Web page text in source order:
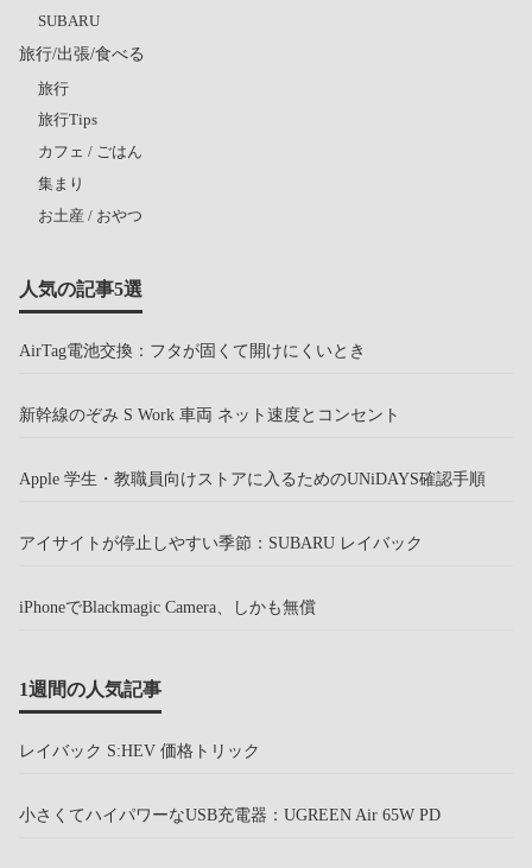
SUBARU
旅行/出張/食べる
旅行
旅行Tips
カフェ / ごはん
集まり
お土産 / おやつ
人気の記事5選
AirTag電池交換：フタが固くて開けにくいとき
新幹線のぞみ S Work 車両 ネット速度とコンセント
Apple 学生・教職員向けストアに入るためのUNiDAYS確認手順
アイサイトが停止しやすい季節：SUBARU レイバック
iPhoneでBlackmagic Camera、しかも無償
1週間の人気記事
レイバック S:HEV 価格トリック
小さくてハイパワーなUSB充電器：UGREEN Air 65W PD